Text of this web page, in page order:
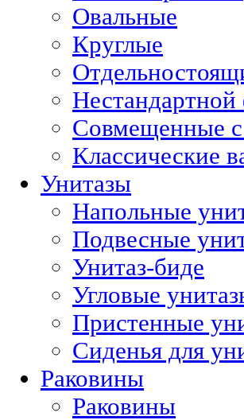
Овальные
Круглые
Совмещенные
Классические
Унитазы
Напольные
Подвесные
Унитаз-биде
Угловые
Пристенные
Сиденья для
Раковины
Раковины